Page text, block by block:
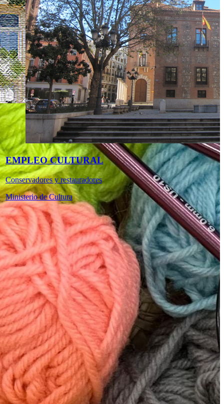
EMPLEO CULTURAL
Conservadores y restauradores
Ministerio de Cultura